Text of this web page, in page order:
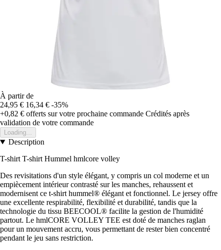
À partir de
24,95 € 16,34 € -35%
+0,82 € offerts sur votre prochaine commande Crédités après
validation de votre commande
Loading...
Description
T-shirt T-shirt Hummel hmlcore volley
Des revisitations d'un style élégant, y compris un col moderne et un
empiècement intérieur contrasté sur les manches, rehaussent et
modernisent ce t-shirt hummel® élégant et fonctionnel. Le jersey offre
une excellente respirabilité, flexibilité et durabilité, tandis que la
technologie du tissu BEECOOL® facilite la gestion de l'humidité
partout. Le hmlCORE VOLLEY TEE est doté de manches raglan
pour un mouvement accru, vous permettant de rester bien concentré
pendant le jeu sans restriction.